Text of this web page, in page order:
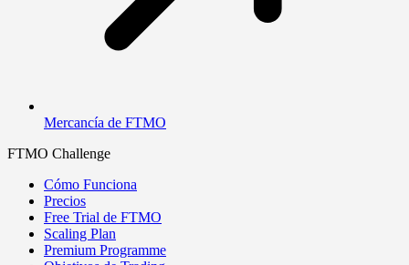
Mercancía de FTMO
FTMO Challenge
Cómo Funciona
Precios
Free Trial de FTMO
Scaling Plan
Premium Programme